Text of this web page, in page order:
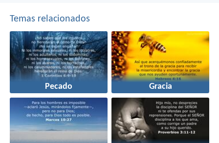
Temas relacionados
Pecado Gracia